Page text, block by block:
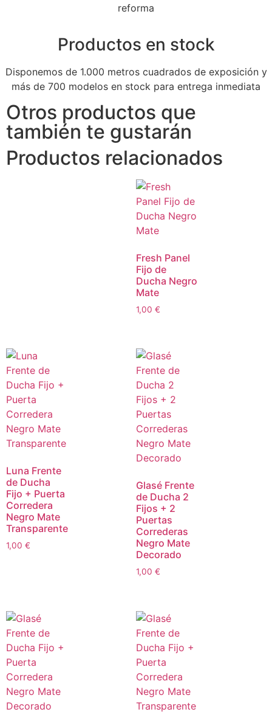
reforma
Productos en stock
Disponemos de 1.000 metros cuadrados de exposición y
más de 700 modelos en stock para entrega inmediata
Otros productos que
también te gustarán
Productos relacionados
Fresh Panel
Fijo de
Ducha Negro
Mate
1,00 €
Luna Frente
de Ducha
Fijo + Puerta
Corredera
Negro Mate
Transparente
1,00 €
Glasé Frente
de Ducha 2
Fijos + 2
Puertas
Correderas
Negro Mate
Decorado
1,00 €